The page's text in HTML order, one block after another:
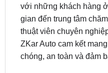
thuật viên chuyên
ZKar Auto cam kết
chóng, an toàn và đảm
Ngoài ra quý khách có